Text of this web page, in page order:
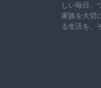
しい毎日、
家族を大切
る生活を。